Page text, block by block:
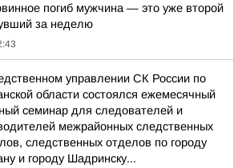
погиб мужчина — это уже второй
за неделю
управлении СК России по
области состоялся ежемесячный
семинар для следователей и
межрайонных следственных
следственных отделов по городу
и городу Шадринску...